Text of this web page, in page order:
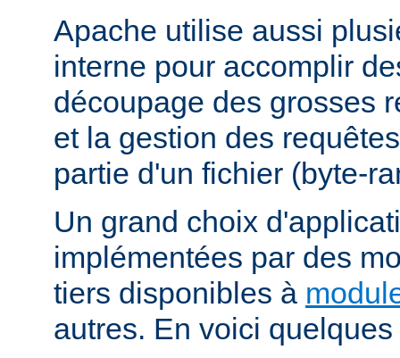
Apache utilise aussi
interne pour accomplir
découpage des grosses
et la gestion des
partie d'un fichier (byte-
Un grand choix
implémentées par des
tiers disponibles à
autres. En voici